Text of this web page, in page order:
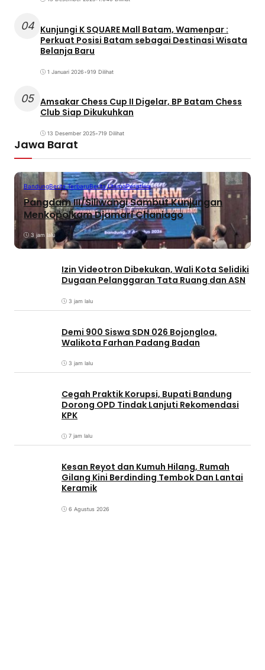
04 Kunjungi K SQUARE Mall Batam, Wamenpar :
Perkuat Posisi Batam sebagai Destinasi Wisata
Belanja Baru
1 Januari 2026•919 Dilihat
05 Amsakar Chess Cup II Digelar, BP Batam Chess
Club Siap Dikukuhkan
13 Desember 2025•719 Dilihat
Jawa Barat
BandungBerita TerbaruBerita UtamaPeristiwa
Pangdam III/Siliwangi Sambut Kunjungan
Menkopolkam Djamari Chaniago
3 jam lalu
Izin Videotron Dibekukan, Wali Kota Selidiki
Dugaan Pelanggaran Tata Ruang dan ASN
3 jam lalu
Demi 900 Siswa SDN 026 Bojongloa,
Walikota Farhan Padang Badan
3 jam lalu
Cegah Praktik Korupsi, Bupati Bandung
Dorong OPD Tindak Lanjuti Rekomendasi
KPK
7 jam lalu
Kesan Reyot dan Kumuh Hilang, Rumah
Gilang Kini Berdinding Tembok Dan Lantai
Keramik
6 Agustus 2026